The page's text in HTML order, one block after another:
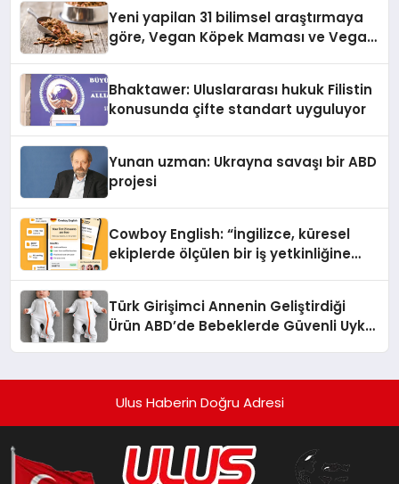
Yeni yapilan 31 bilimsel araştırmaya
göre, Vegan Köpek Maması ve Vegan
Bhaktawer: Uluslararası hukuk Filistin
konusunda çifte standart uyguluyor
Yunan uzman: Ukrayna savaşı bir ABD
projesi
Cowboy English: “İngilizce, küresel
ekiplerde ölçülen bir iş yetkinliğine
Türk Girişimci Annenin Geliştirdiği
Ürün ABD’de Bebeklerde Güvenli Uyku
Ulus Haberin Doğru Adresi